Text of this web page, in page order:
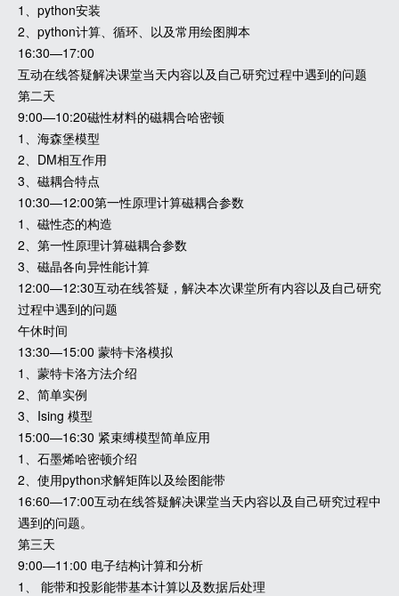
1、python安装
2、python计算、循环、以及常用绘图脚本
16:30—17:00
互动在线答疑解决课堂当天内容以及自己研究过程中遇到的问题
第二天
9:00—10:20磁性材料的磁耦合哈密顿
1、海森堡模型
2、DM相互作用
3、磁耦合特点
10:30—12:00第一性原理计算磁耦合参数
1、磁性态的构造
2、第一性原理计算磁耦合参数
3、磁晶各向异性能计算
12:00—12:30互动在线答疑，解决本次课堂所有内容以及自己研究
过程中遇到的问题
午休时间
13:30—15:00 蒙特卡洛模拟
1、蒙特卡洛方法介绍
2、简单实例
3、Ising 模型
15:00—16:30 紧束缚模型简单应用
1、石墨烯哈密顿介绍
2、使用python求解矩阵以及绘图能带
16:60—17:00互动在线答疑解决课堂当天内容以及自己研究过程中
遇到的问题。
第三天
9:00—11:00 电子结构计算和分析
1、 能带和投影能带基本计算以及数据后处理